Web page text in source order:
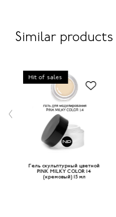
Similar products
Hit of sales
Гель скульптурный цветной
PINK MILKY COLOR 14
(кремовый) 15 мл